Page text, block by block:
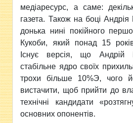
медіаресурс, а саме:
газета. Також на боці Андрія
донька нині покійного
Кукоби, який понад 15
Існує версія, що Андрій
стабільне ядро своїх
трохи більше 10%Э, чого
вистачити, щоб прийти до
технічні кандидати
основних опонентів.